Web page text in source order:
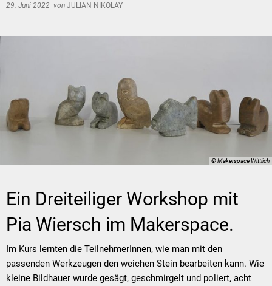
29. Juni 2022 von JULIAN NIKOLAY
© Makerspace Wittlich
Ein Dreiteiliger Workshop mit
Pia Wiersch im Makerspace.
Im Kurs lernten die TeilnehmerInnen, wie man mit den
passenden Werkzeugen den weichen Stein bearbeiten kann. Wie
kleine Bildhauer wurde gesägt, geschmirgelt und poliert, acht